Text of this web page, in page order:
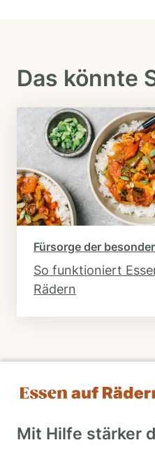
Das könnte
Fürsorge der
So funktioniert
Rädern
Mit Hilfe stärker